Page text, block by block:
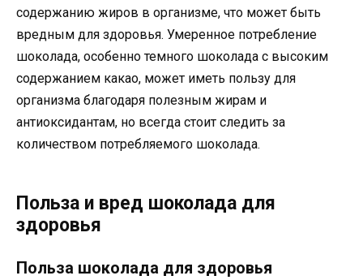
содержанию жиров в организме, что может быть
вредным для здоровья. Умеренное потребление
шоколада, особенно темного шоколада с высоким
содержанием какао, может иметь пользу для
организма благодаря полезным жирам и
антиоксидантам, но всегда стоит следить за
количеством потребляемого шоколада.
Польза и вред шоколада для
здоровья
Польза шоколада для здоровья